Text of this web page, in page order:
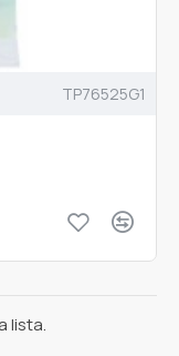
TP76525G1
lista.